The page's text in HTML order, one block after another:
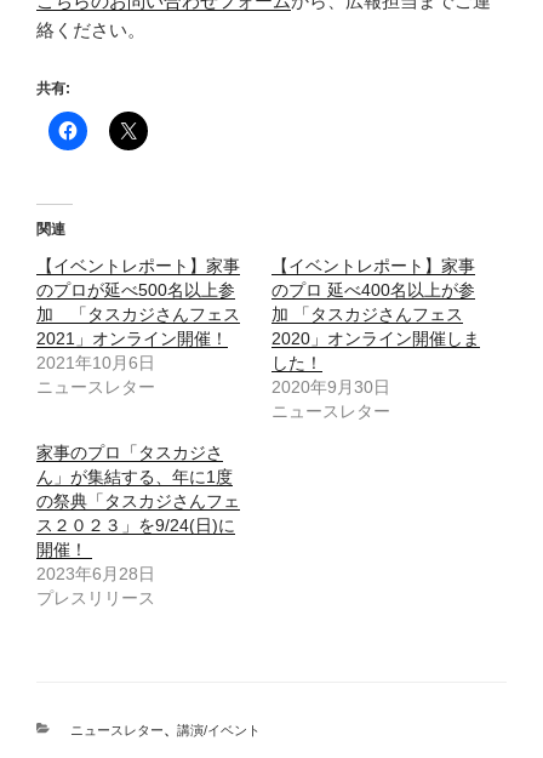
絡ください。
共有:
関連
【イベントレポート】家事
のプロが延べ500名以上参
加 「タスカジさんフェス
2021」オンライン開催！
2021年10月6日
ニュースレター
【イベントレポート】家事
のプロ 延べ400名以上が参
加 「タスカジさんフェス
2020」オンライン開催しま
した！
2020年9月30日
ニュースレター
家事のプロ「タスカジさ
ん」が集結する、年に1度
の祭典「タスカジさんフェ
ス２０２３」を9/24(日)に
開催！
2023年6月28日
プレスリリース
カ
ニュースレター、 講演/イベント